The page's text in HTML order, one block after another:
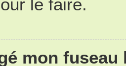
le faire.
mon